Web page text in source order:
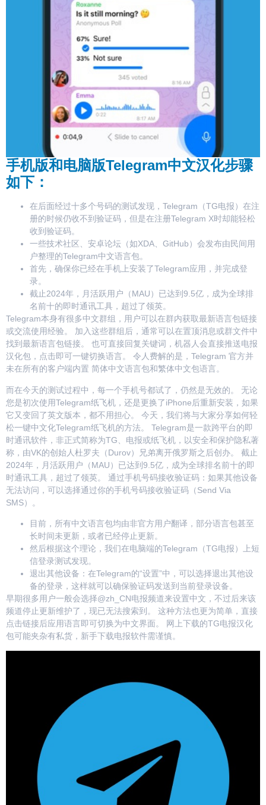
手机版和电脑版Telegram中文汉化步骤
如下：
在后面经过十多个号码的测试发现，Telegram（TG电报）在注
册的时候仍收不到验证码，但是在注册Telegram X时却能轻松
收到验证码。
一些技术社区、安卓论坛（如XDA、GitHub）会发布由民间用
户整理的Telegram中文语言包。
首先，确保你已经在手机上安装了Telegram应用，并完成登
录。
截止2024年，月活跃用户（MAU）已达到9.5亿，成为全球排
名前十的即时通讯工具，超过了领英。
Telegram本身有很多中文群组，用户可以在群内获取最新语言包链接
或交流使用经验。 加入这些群组后，通常可以在置顶消息或群文件中
找到最新语言包链接。 也可直接回复关键词，机器人会直接推送电报
汉化包，点击即可一键切换语言。 令人费解的是，Telegram 官方并
未在所有的客户端内置 简体中文语言包和繁体中文包语言。
而在今天的测试过程中，每一个手机号都试了，仍然是无效的。 无论
您是初次使用Telegram纸飞机，还是更换了iPhone后重新安装，如果
它又变回了英文版本，都不用担心。 今天，我们将与大家分享如何轻
松一键中文化Telegram纸飞机的方法。 Telegram是一款跨平台的即
时通讯软件，非正式简称为TG、电报或纸飞机，以安全和保护隐私著
称，由VK的创始人杜罗夫（Durov）兄弟离开俄罗斯之后创办。 截止
2024年，月活跃用户（MAU）已达到9.5亿，成为全球排名前十的即
时通讯工具，超过了领英。 通过手机号码接收验证码：如果其他设备
无法访问，可以选择通过你的手机号码接收验证码（Send Via
SMS）。
目前，所有中文语言包均由非官方用户翻译，部分语言包甚至
长时间未更新，或者已经停止更新。
然后根据这个理论，我们在电脑端的Telegram（TG电报）上短
信登录测试发现。
退出其他设备：在Telegram的“设置”中，可以选择退出其他设
备的登录，这样就可以确保验证码发送到当前登录设备。
早期很多用户一般会选择@zh_CN电报频道来设置中文，不过后来该
频道停止更新维护了，现已无法搜索到。 这种方法也更为简单，直接
点击链接后应用语言即可切换为中文界面。 网上下载的TG电报汉化
包可能夹杂有私货，新手下载电报软件需谨慎。